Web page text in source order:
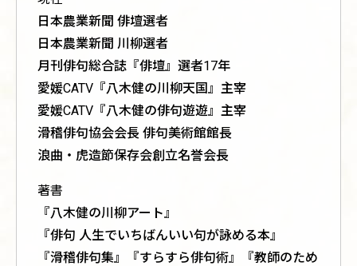
日本農業新聞 俳壇選者
日本農業新聞 川柳選者
月刊俳句総合誌『俳壇』選者17年
愛媛CATV『八木健の川柳天国』主宰
愛媛CATV『八木健の俳句遊遊』主宰
滑稽俳句協会会長 俳句美術館館長
浪曲・虎造節保存会創立名誉会長
著書
『八木健の川柳アート』
『俳句 人生でいちばんいい句が詠める本』
『滑稽俳句集』『すらすら俳句術』『教師のため